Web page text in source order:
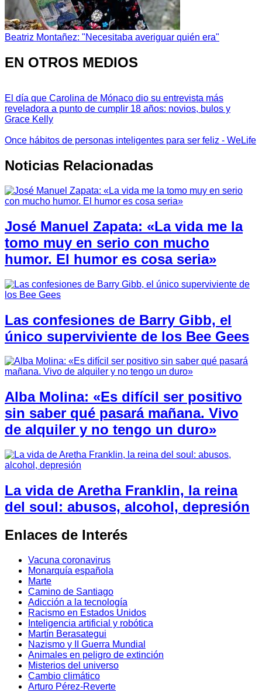
Beatriz Montañez: "Necesitaba averiguar quién era"
EN OTROS MEDIOS
El día que Carolina de Mónaco dio su entrevista más
reveladora a punto de cumplir 18 años: novios, bulos y
Grace Kelly
Once hábitos de personas inteligentes para ser feliz - WeLife
Noticias Relacionadas
José Manuel Zapata: «La vida me la
tomo muy en serio con mucho
humor. El humor es cosa seria»
Las confesiones de Barry Gibb, el
único superviviente de los Bee Gees
Alba Molina: «Es difícil ser positivo
sin saber qué pasará mañana. Vivo
de alquiler y no tengo un duro»
La vida de Aretha Franklin, la reina
del soul: abusos, alcohol, depresión
Enlaces de Interés
Vacuna coronavirus
Monarquía española
Marte
Camino de Santiago
Adicción a la tecnología
Racismo en Estados Unidos
Inteligencia artificial y robótica
Martín Berasategui
Nazismo y II Guerra Mundial
Animales en peligro de extinción
Misterios del universo
Cambio climático
Arturo Pérez-Reverte